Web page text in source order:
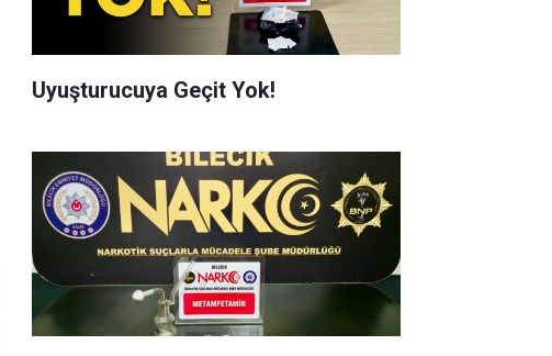
Uyuşturucuya Geçit Yok!